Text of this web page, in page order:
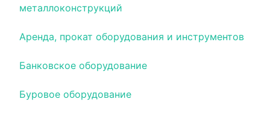
металлоконструкций
Аренда, прокат оборудования и инструментов
Банковское оборудование
Буровое оборудование